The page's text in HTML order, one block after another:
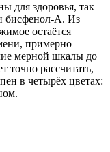
для здоровья, так
бисфенол-А. Из
остаётся
примерно
мерной шкалы до
точно рассчитать,
в четырёх цветах: